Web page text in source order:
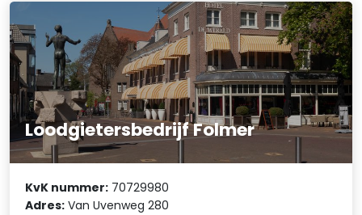
Loodgietersbedrijf Folmer
KvK nummer: 70729980
Adres: Van Uvenweg 280